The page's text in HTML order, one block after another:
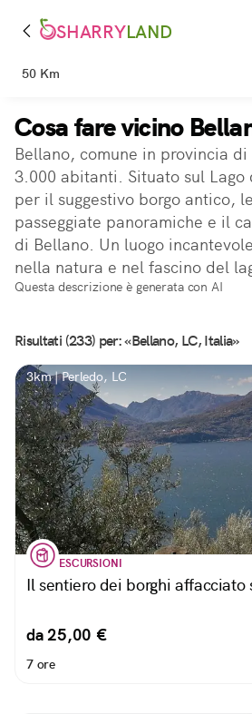
SHARRYLAND
50 Km
Cosa fare vicino
Bellano, comune in provincia
3.000 abitanti. Situato sul Lago
per il suggestivo borgo antico,
passeggiate panoramiche e il
di Bellano. Un luogo
nella natura e nel fascino del
Questa descrizione è generata con AI
Risultati (233) per: «Bellano, LC, Italia»
3km | Perledo, LC
ESCURSIONI
Il sentiero dei borghi affacciato
da 25,00 €
7 ore